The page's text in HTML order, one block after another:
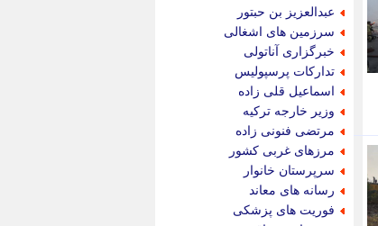
عبدالعزیز بن حبتور
سرزمین های اشغالی
خبرگزاری آناتولی
تدارکات پرسپولیس
اسماعیل قلی زاده
وزیر خارجه ترکیه
مرتضی فنونی زاده
مرزهای غربی کشور
سرپرستان خانوار
رسانه های معاند
فوریت های پزشکی